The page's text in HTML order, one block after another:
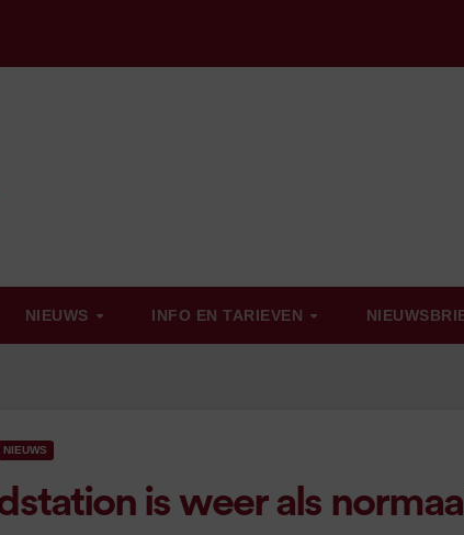
NIEUWS INFO EN TARIEVEN
NIEUWS
is weer als normaal